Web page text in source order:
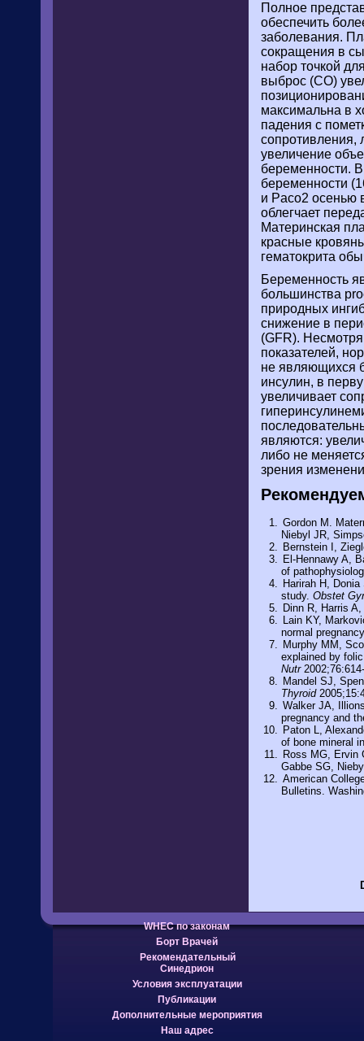
Полное
обеспечить
заболевания.
сокращения в
набор точкой
выброс (CO)
максимальна в
падения с
сопротивления,
увеличение
беременности.
беременности
и Paco2 осенью
облегчает
Материнская
красные
гематокрита
Беременность
большинства
природных
снижение в
(GFR).
показателей,
не являющихся
инсулин, в
увеличивает
являются:
либо не
зрения
Gordon M.
Niebyl JR,
Bernstein I,
El-Hennawy A,
of
Harirah H,
study. Obstet
Dinn R, Harris
Lain KY,
normal
Murphy MM,
explained by
Nutr
Mandel SJ,
Thyroid
Walker JA,
pregnancy and
Paton L,
of bone mineral
Ross MG, Ervin
Gabbe SG,
American
Bulletins.
WHEC по законам
Борт Врачей
Рекомендательный
Синедрион
Условия эксплуатации
Публикации
Дополнительные мероприятия
Наш адрес